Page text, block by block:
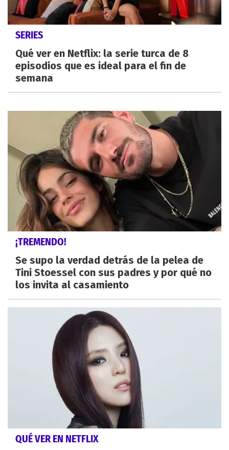
SERIES
Qué ver en Netflix: la serie turca de 8
episodios que es ideal para el fin de
semana
¡TREMENDO!
Se supo la verdad detrás de la pelea de
Tini Stoessel con sus padres y por qué no
los invita al casamiento
QUÉ VER EN NETFLIX